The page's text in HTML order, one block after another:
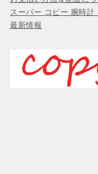
スーパー コピー 腕時計
最新情報